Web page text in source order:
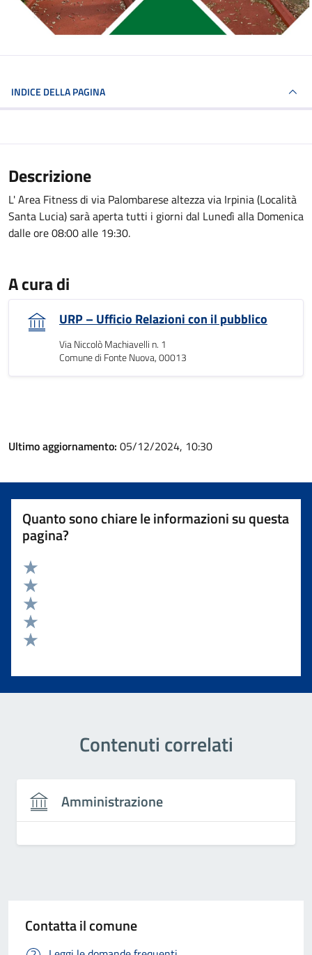
INDICE DELLA PAGINA
Descrizione
L' Area Fitness di via Palombarese altezza via Irpinia (Località
Santa Lucia) sarà aperta tutti i giorni dal Lunedì alla Domenica
dalle ore 08:00 alle 19:30.
A cura di
URP – Ufficio Relazioni con il pubblico
Via Niccolò Machiavelli n. 1
Comune di Fonte Nuova, 00013
Ultimo aggiornamento: 05/12/2024, 10:30
Quanto sono chiare le informazioni su questa
pagina?
Valuta 5 stelle su 5
Valuta 4 stelle su 5
Valuta 3 stelle su 5
Valuta 2 stelle su 5
Contenuti correlati
Amministrazione
Contatta il comune